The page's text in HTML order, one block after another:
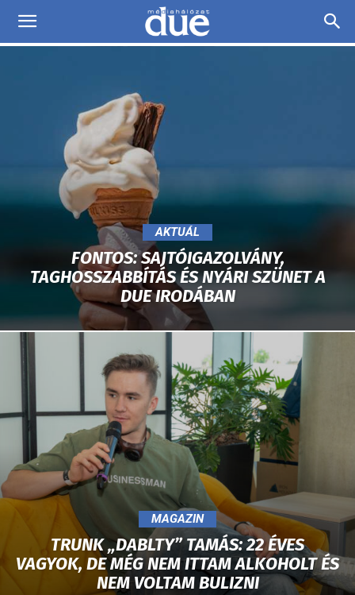
DUE
AKTUÁL
FONTOS: SAJTÓIGAZOLVÁNY,
TAGHOSSZABBÍTÁS ÉS NYÁRI SZÜNET A
DUE IRODÁBAN
MAGAZIN
TRUNK „DABLTY” TAMÁS: 22 ÉVES
VAGYOK, DE MÉG NEM ITTAM ALKOHOLT ÉS
NEM VOLTAM BULIZNI